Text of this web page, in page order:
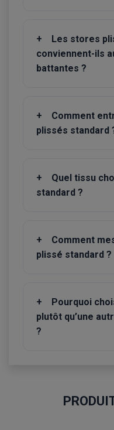
+
Les stores
conviennent-ils
battantes ?
+
Comment
plissés standard
+
Quel tissu
standard ?
+
Comment
plissé standard ?
+
Pourquoi
plutôt qu’une
?